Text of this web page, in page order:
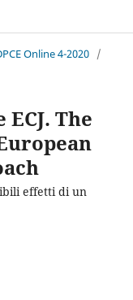
Online 4-2020 /
The
effetti di un